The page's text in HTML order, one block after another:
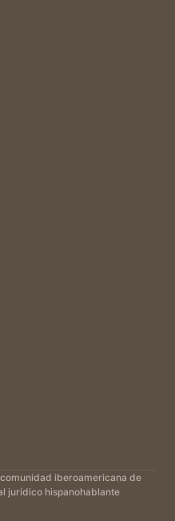
iberoamericana de
jurídico hispanohablante